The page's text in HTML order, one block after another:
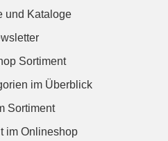
und Kataloge
Sortiment
im Überblick
Sortiment
im Onlineshop